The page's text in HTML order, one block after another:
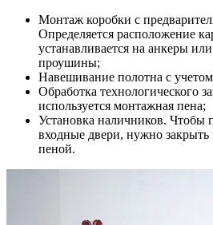
Монтаж коробки с
Определяется расположение
устанавливается на анкеры
проушины;
Навешивание полотна с
Обработка технологического
используется монтажная пена;
Установка наличников. Чтобы
входные двери, нужно закрыть
пеной.